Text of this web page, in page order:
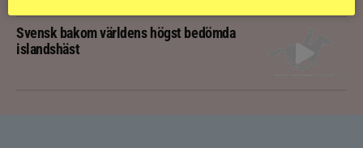
Svensk bakom världens högst bedömda
islandshäst